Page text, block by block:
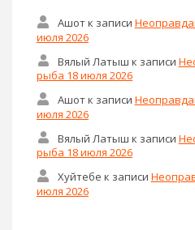
Ашотк записи
июля 2026
Вялый Латыш к записи
рыба 18 июля 2026
Ашотк записи
июля 2026
Вялый Латыш к записи
рыба 18 июля 2026
Хуйтебе к записи
июля 2026